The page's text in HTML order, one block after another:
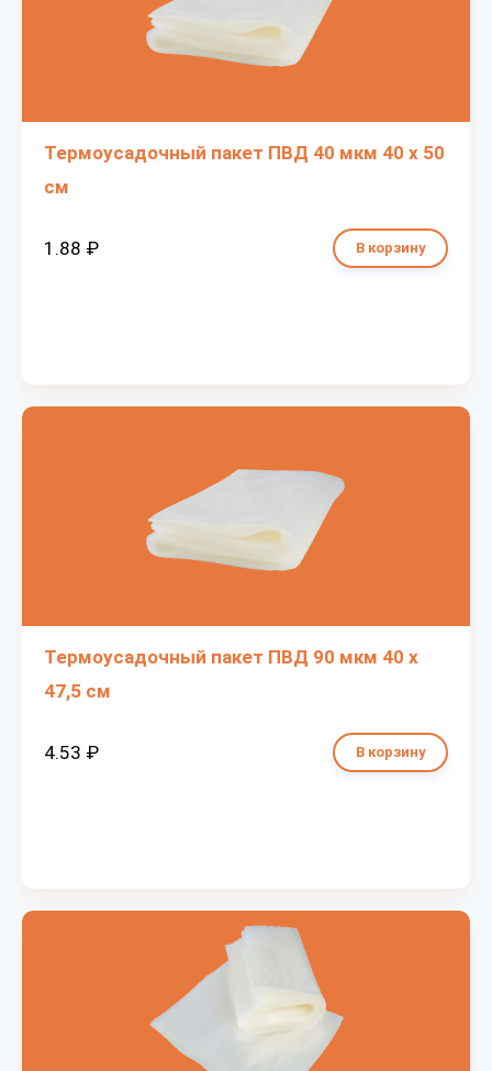
Термоусадочный пакет ПВД 40 мкм 40 х 50
см
1.88 ₽ В корзину
Термоусадочный пакет ПВД 90 мкм 40 х
47,5 см
4.53 ₽ В корзину